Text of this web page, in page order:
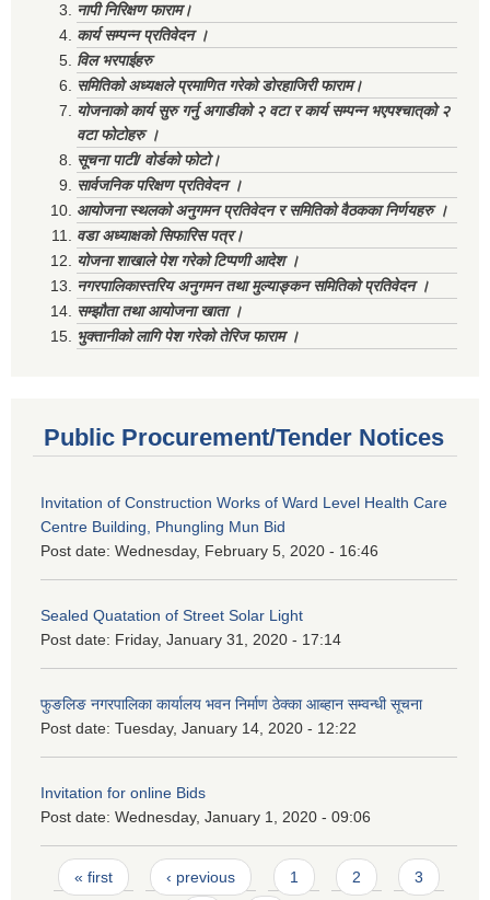
नापी निरिक्षण फाराम।
कार्य सम्पन्न प्रतिवेदन ।
विल भरपाईहरु
समितिको अध्यक्षले प्रमाणित गरेको डोरहाजिरी फाराम।
योजनाको कार्य सुरु गर्नु अगाडीको २ वटा र कार्य सम्पन्न भएपश्चात्‌को २
वटा फोटोहरु ।
सूचना पाटी/ वोर्डको फोटो।
सार्वजनिक परिक्षण प्रतिवेदन ।
आयोजना स्थलको अनुगमन प्रतिवेदन र समितिको वैठकका निर्णयहरु ।
वडा अध्याक्षको सिफारिस पत्र।
योजना शाखाले पेश गरेको टिप्पणी आदेश ।
नगरपालिकास्तरिय अनुगमन तथा मुल्याङ्कन समितिको प्रतिवेदन ।
सम्झौता तथा आयोजना खाता ।
भुक्तानीको लागि पेश गरेको तेरिज फाराम ।
Public Procurement/Tender Notices
Invitation of Construction Works of Ward Level Health Care
Centre Building, Phungling Mun Bid
Post date: Wednesday, February 5, 2020 - 16:46
Sealed Quatation of Street Solar Light
Post date: Friday, January 31, 2020 - 17:14
फुङलिङ नगरपालिका कार्यालय भवन निर्माण ठेक्का आब्हान सम्वन्धी सूचना
Post date: Tuesday, January 14, 2020 - 12:22
Invitation for online Bids
Post date: Wednesday, January 1, 2020 - 09:06
Pages
« first ‹ previous 1 2 3